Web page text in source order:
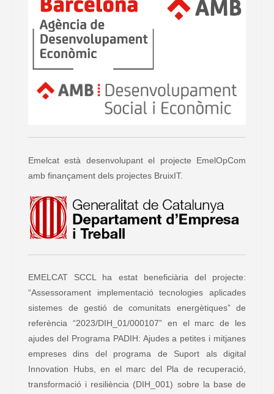
Emelcat està desenvolupant el projecte EmelOpCom
amb finançament dels projectes BruixIT.
EMELCAT SCCL ha estat beneficiària del projecte:
“Assessorament implementació tecnologies aplicades
sistemes de gestió de comunitats energètiques” de
referència “2023/DIH_01/000107” en el marc de les
ajudes del Programa PADIH: Ajudes a petites i mitjanes
empreses dins del programa de Suport als digital
Innovation Hubs, en el marc del Pla de recuperació,
transformació i resiliència (DIH_001) sobre la base de